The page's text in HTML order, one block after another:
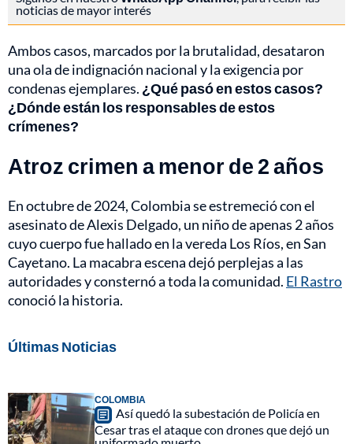
noticias de mayor interés
Ambos casos, marcados por la brutalidad, desataron
una ola de indignación nacional y la exigencia por
condenas ejemplares. ¿Qué pasó en estos casos?
¿Dónde están los responsables de estos
crímenes?
Atroz crimen a menor de 2 años
En octubre de 2024, Colombia se estremeció con el
asesinato de Alexis Delgado, un niño de apenas 2 años
cuyo cuerpo fue hallado en la vereda Los Ríos, en San
Cayetano. La macabra escena dejó perplejas a las
autoridades y consternó a toda la comunidad. El Rastro
conoció la historia.
Últimas Noticias
COLOMBIA
Así quedó la subestación de Policía en
Cesar tras el ataque con drones que dejó un